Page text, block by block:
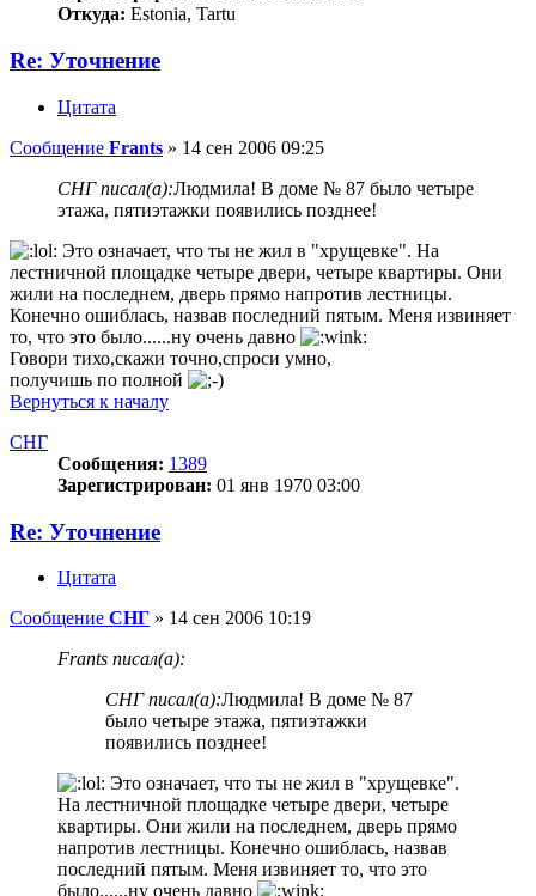
Откуда: Estonia, Tartu
Re: Уточнение
Цитата
Сообщение Frants » 14 сен 2006 09:25
СНГ писал(а):Людмила! В доме № 87 было четыре
этажа, пятиэтажки появились позднее!
Это означает, что ты не жил в "хрущевке". На
лестничной площадке четыре двери, четыре квартиры. Они
жили на последнем, дверь прямо напротив лестницы.
Конечно ошиблась, назвав последний пятым. Меня извиняет
то, что это было......ну очень давно
Говори тихо,скажи точно,спроси умно,
получишь по полной
Вернуться к началу
СНГ
Сообщения: 1389
Зарегистрирован: 01 янв 1970 03:00
Re: Уточнение
Цитата
Сообщение СНГ » 14 сен 2006 10:19
Frants писал(а):
СНГ писал(а):Людмила! В доме № 87
было четыре этажа, пятиэтажки
появились позднее!
Это означает, что ты не жил в "хрущевке".
На лестничной площадке четыре двери, четыре
квартиры. Они жили на последнем, дверь прямо
напротив лестницы. Конечно ошиблась, назвав
последний пятым. Меня извиняет то, что это
было......ну очень давно